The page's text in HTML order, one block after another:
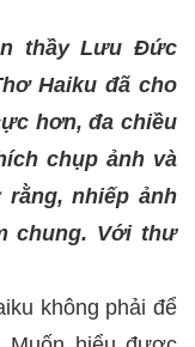
thầy Lưu Đức
Haiku đã cho
hơn, đa chiều
chụp ảnh và
nhiếp ảnh
chung. Với thư
không phải để